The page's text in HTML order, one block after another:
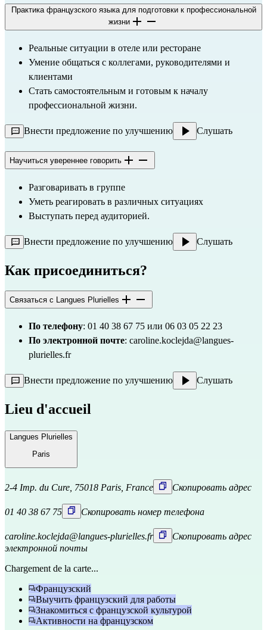
Практика французского языка для подготовки к профессиональной
жизни
Реальные ситуации в отеле или ресторане
Умение общаться с коллегами, руководителями и
клиентами
Стать самостоятельным и готовым к началу
профессиональной жизни.
Внести предложение по улучшению Слушать
Научиться увереннее говорить
Разговаривать в группе
Уметь реагировать в различных ситуациях
Выступать перед аудиторией.
Внести предложение по улучшению Слушать
Как присоединиться?
Связаться с Langues Plurielles
По телефону: 01 40 38 67 75 или 06 03 05 22 23
По электронной почте: caroline.koclejda@langues-
plurielles.fr
Внести предложение по улучшению Слушать
Lieu d'accueil
Langues Plurielles
Paris
2-4 Imp. du Cure, 75018 Paris, France Скопировать адрес
01 40 38 67 75 Скопировать номер телефона
caroline.koclejda@langues-plurielles.fr
Скопировать адрес
электронной почты
Chargement de la carte...
Французский
Выучить французский для работы
Знакомиться с французской культурой
Активности на французском